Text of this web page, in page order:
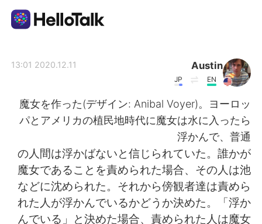
العربية
English 简体中文
繁體中文 Español
Austin
EN
JP
2020.12.11 13:01
魔女を作った(デザイン: Anibal Voyer)。ヨーロッ
パとアメリカの植民地時代に魔女は水に入ったら
浮かんで、普通
の人間は浮かばないと信じられていた。誰かが
魔女であることを責められた場合、その人は池
などに沈められた。それから傍観者達は責めら
れた人が浮かんでいるかどうか決めた。「浮か
んでいる」と決めた場合、責められた人は魔女